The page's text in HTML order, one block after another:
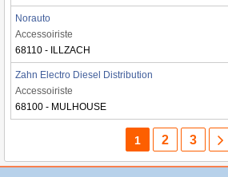
Norauto
Accessoiriste
68110 - ILLZACH
Zahn Electro Diesel Distribution
Accessoiriste
68100 - MULHOUSE
1 2 3